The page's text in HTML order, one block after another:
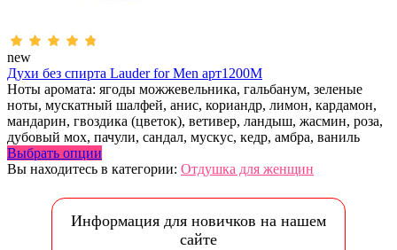
new
Духи без спирта Lauder for Men арт1200M
Ноты аромата: ягоды можжевельника, гальбанум, зеленые
ноты, мускатный шалфей, анис, кориандр, лимон, кардамон,
мандарин, гвоздика (цветок), ветивер, ландыш, жасмин, роза,
дубовый мох, пачули, сандал, мускус, кедр, амбра, ваниль
Выбрать опции
Вы находитесь в категории: Отдушка для женщин
Информация для новичков на нашем
сайте